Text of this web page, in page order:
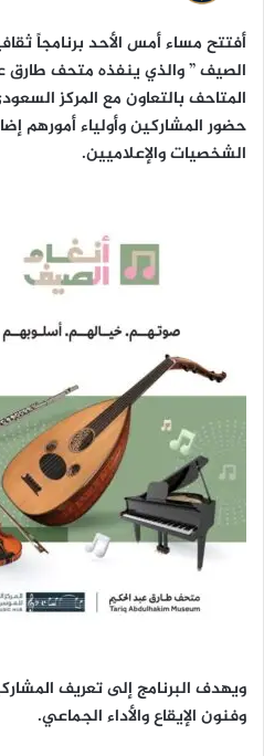
و
ن
ي
ا
أفتتح مساء أمس الأحد برنامجاً
الصيف ” والذي ينفذه متحف
المتاحف بالتعاون مع المركز
حضور المشاركين وأولياء أمورهم
الشخصيات والإعلاميين.
ويهدف البرنامج إلى تعريف
وفنون الإيقاع والأداء الجماعي.